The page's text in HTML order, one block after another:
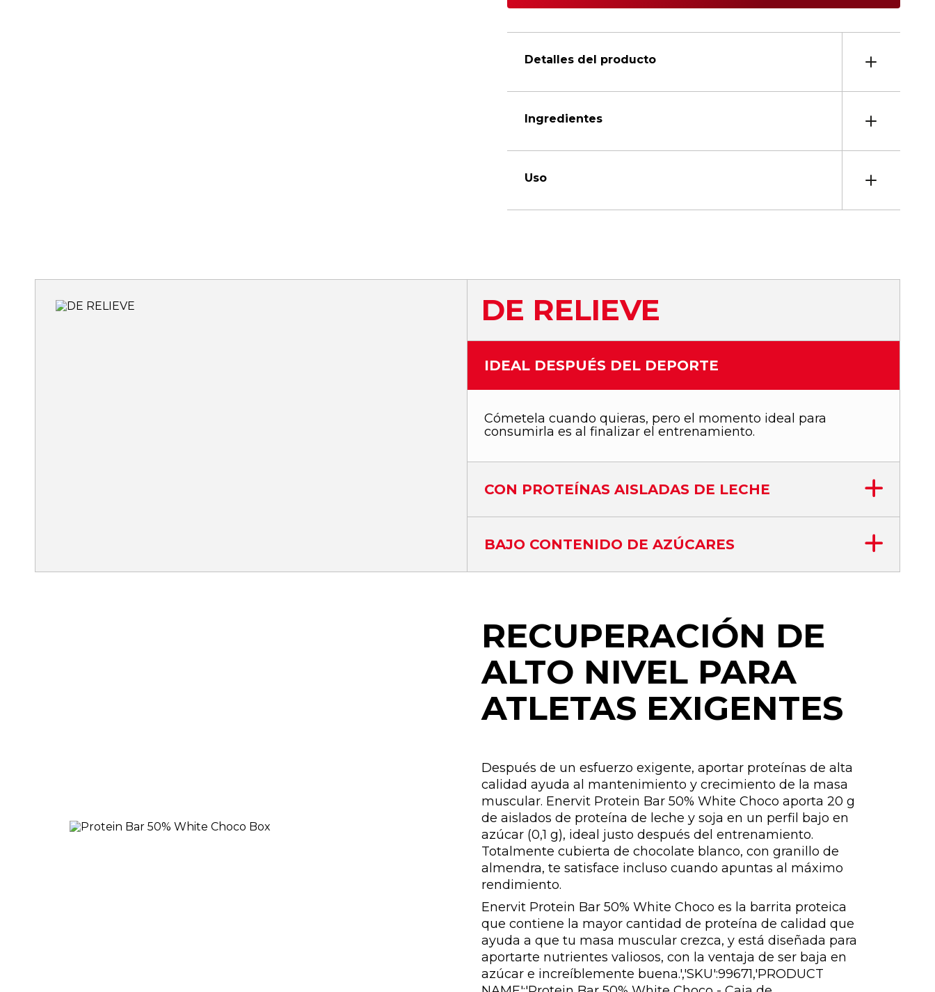
Detalles del producto
Ingredientes
Uso
DE RELIEVE
IDEAL DESPUÉS DEL DEPORTE
Cómetela cuando quieras, pero el momento ideal para
consumirla es al finalizar el entrenamiento.
CON PROTEÍNAS AISLADAS DE LECHE
BAJO CONTENIDO DE AZÚCARES
RECUPERACIÓN DE
ALTO NIVEL PARA
ATLETAS EXIGENTES
Después de un esfuerzo exigente, aportar proteínas de alta
calidad ayuda al mantenimiento y crecimiento de la masa
muscular. Enervit Protein Bar 50% White Choco aporta 20 g
de aislados de proteína de leche y soja en un perfil bajo en
azúcar (0,1 g), ideal justo después del entrenamiento.
Totalmente cubierta de chocolate blanco, con granillo de
almendra, te satisface incluso cuando apuntas al máximo
rendimiento.
Enervit Protein Bar 50% White Choco es la barrita proteica
que contiene la mayor cantidad de proteína de calidad que
ayuda a que tu masa muscular crezca, y está diseñada para
aportarte nutrientes valiosos, con la ventaja de ser baja en
azúcar e increíblemente buena.','SKU':99671,'PRODUCT